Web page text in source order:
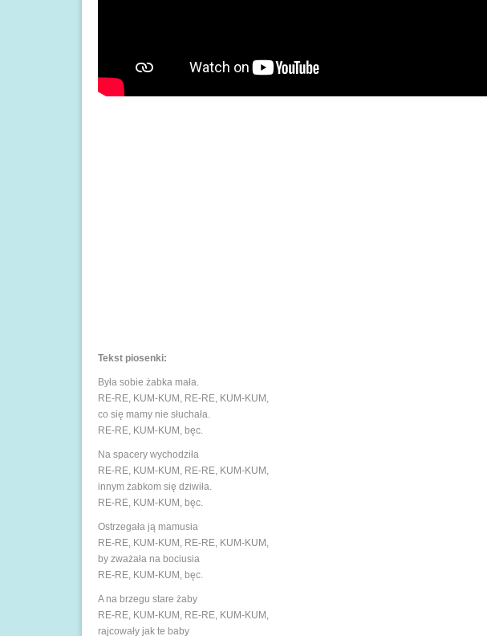
Tekst piosenki:
Była sobie żabka mała.
RE-RE, KUM-KUM, RE-RE, KUM-KUM,
co się mamy nie słuchała.
RE-RE, KUM-KUM, bęc.
Na spacery wychodziła
RE-RE, KUM-KUM, RE-RE, KUM-KUM,
innym żabkom się dziwiła.
RE-RE, KUM-KUM, bęc.
Ostrzegała ją mamusia
RE-RE, KUM-KUM, RE-RE, KUM-KUM,
by zważała na bociusia
RE-RE, KUM-KUM, bęc.
A na brzegu stare żaby
RE-RE, KUM-KUM, RE-RE, KUM-KUM,
rajcowały jak te baby